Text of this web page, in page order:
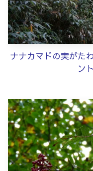
ナナカマドの実がた
ン